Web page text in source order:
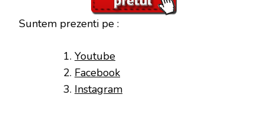
Suntem prezenti pe :
Youtube
Facebook
Instagram